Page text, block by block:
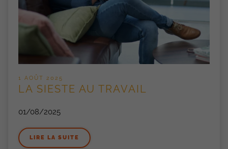
1 AOÛT 2025
LA SIESTE AU TRAVAIL
01/08/2025
LIRE LA SUITE